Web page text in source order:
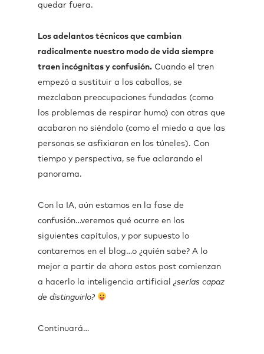
quedar fuera.
Los adelantos técnicos que cambian
radicalmente nuestro modo de vida siempre
traen incógnitas y confusión. Cuando el tren
empezó a sustituir a los caballos, se
mezclaban preocupaciones fundadas (como
los problemas de respirar humo) con otras que
acabaron no siéndolo (como el miedo a que las
personas se asfixiaran en los túneles). Con
tiempo y perspectiva, se fue aclarando el
panorama.
Con la IA, aún estamos en la fase de
confusión…veremos qué ocurre en los
siguientes capítulos, y por supuesto lo
contaremos en el blog…o ¿quién sabe? A lo
mejor a partir de ahora estos post comienzan
a hacerlo la inteligencia artificial ¿serías capaz
de distinguirlo?
Continuará…